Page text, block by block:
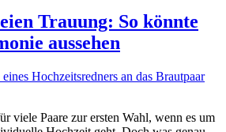
Trauung: So könnte
aussehen
viele Paare zur ersten Wahl, wenn es um